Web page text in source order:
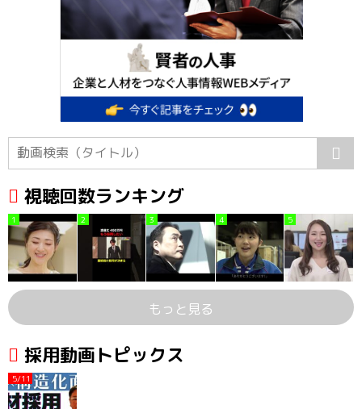
視聴回数ランキング
1 2 3 4 5
もっと見る
採用動画トピックス
5/11